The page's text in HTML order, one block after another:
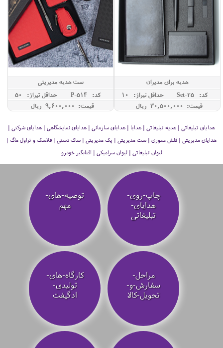
هدیه برای مدیران
کد: Set-25
حداقل تيراژ: 10
قیمت: 30,500,000 ريال
ست هدیه مدیریتی
کد: P-514
حداقل تيراژ: 50
قیمت: 9,600,000 ريال
هدایای تبلیغاتی | هدیه تبلیغاتی | هدایا | هدایای سازمانی | هدایای نمایشگاهی | هدایای شرکتی |
هدایای مدیریتی | فلش مموری | ست مدیریتی | پک مدیریتی | ساک دستی | فلاسک و تراول ماگ |
لیوان تبلیغاتی | لیوان سرامیکی | آفتابگیر خودرو
چاپ-روی-
هدایای-
تبلیغاتی
توصیه‌-های-
مهم
مراحل-
سفارش-و-
تحویل-کالا
کارگاه-های-
تولیدی-
ادگیفت